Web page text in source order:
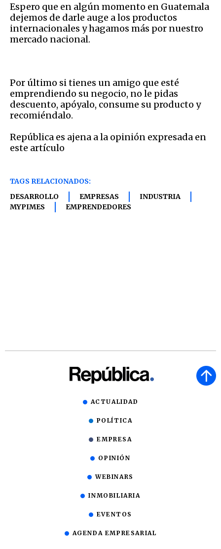
Espero que en algún momento en Guatemala
dejemos de darle auge a los productos
internacionales y hagamos más por nuestro
mercado nacional.
Por último si tienes un amigo que esté
emprendiendo su negocio, no le pidas
descuento, apóyalo, consume su producto y
recomiéndalo.
República es ajena a la opinión expresada en
este artículo
TAGS RELACIONADOS:
DESARROLLO
EMPRESAS
INDUSTRIA
MYPIMES
EMPRENDEDORES
ACTUALIDAD
POLÍTICA
EMPRESA
OPINIÓN
WEBINARS
INMOBILIARIA
EVENTOS
AGENDA EMPRESARIAL